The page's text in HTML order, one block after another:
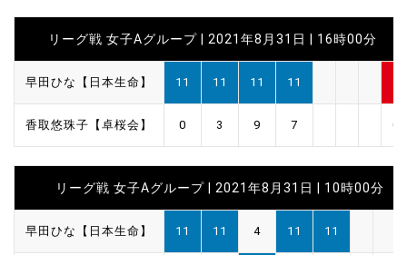
リーグ戦 女子Aグループ | 2021年8月31日 | 16時00分
早田ひな【日本生命】 11 11 11 11 4
香取悠珠子【卓桜会】 0 3 9 7 0
リーグ戦 女子Aグループ | 2021年8月31日 | 10時00分
早田ひな【日本生命】 11 11 4 11 11